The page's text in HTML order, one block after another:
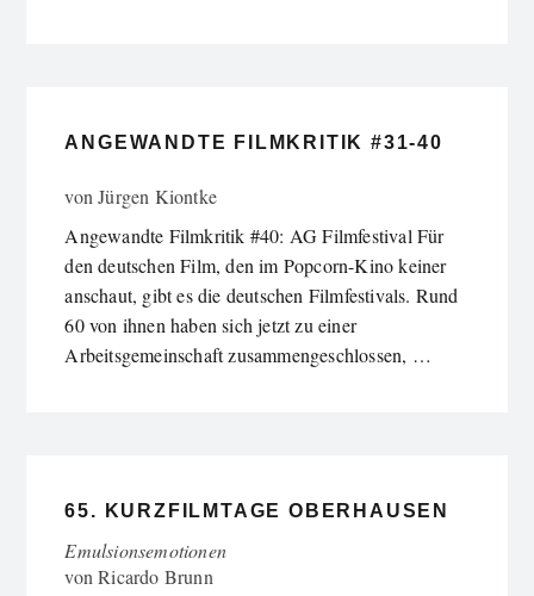
ANGEWANDTE FILMKRITIK #31-40
vonJürgen Kiontke
Angewandte Filmkritik #40: AG Filmfestival Für
den deutschen Film, den im Popcorn-Kino keiner
anschaut, gibt es die deutschen Filmfestivals. Rund
60 von ihnen haben sich jetzt zu einer
Arbeitsgemeinschaft zusammengeschlossen, …
65. KURZFILMTAGE OBERHAUSEN
Emulsionsemotionen
vonRicardo Brunn